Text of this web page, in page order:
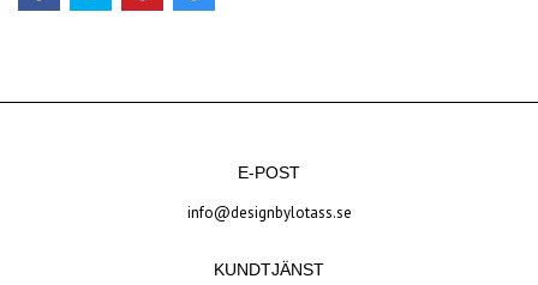
E-POST
info@designbylotass.se
KUNDTJÄNST